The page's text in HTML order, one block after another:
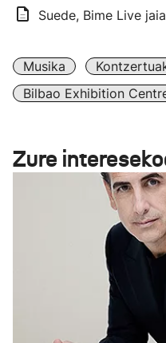
Suede, Bime Live
Musika
Bilbao Exhibition
Zure